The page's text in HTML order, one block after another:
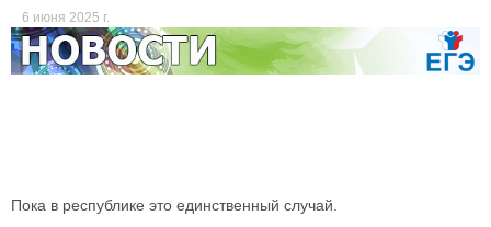
6 июня 2025 г.
Пока в республике это единственный случай.